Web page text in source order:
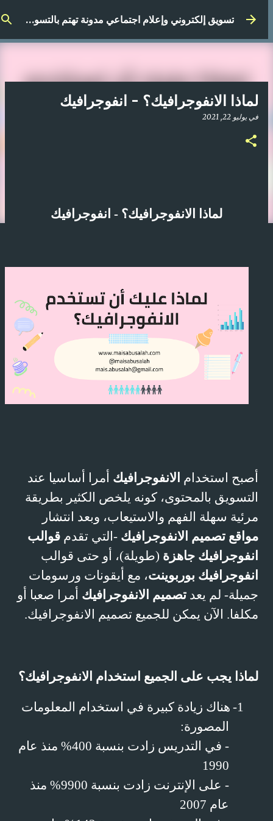
التخطي إلى المحتوى الرئيسي تسويق إلكتروني وإعلام اجتماعي مدونة تهتم بالتسويق الرقمي
لماذا الانفوجرافيك؟ - انفوجرافيك
في يوليو 22, 2021
لماذا الانفوجرافيك؟ - انفوجرافيك
أصبح استخدامالانفوجرافيكأمرا أساسيا عند
التسويق بالمحتوى، كونه يلخص الكثير بطريقة
مرئية سهلة الفهم والاستيعاب، وبعد انتشار
مواقع تصميم الانفوجرافيك-التي تقدمقوالب
انفوجرافيك جاهزة(طويلة)، أو حتى قوالب
انفوجرافيك بوربوينت، مع أيقونات ورسومات
جميلة- لم يعدتصميم الانفوجرافيكأمرا صعبا أو
مكلفا. الآن يمكن للجميع تصميم الانفوجرافيك.
لماذا يجب على الجميع استخدام الانفوجرافيك؟
1- هناك زيادة كبيرة في استخدام المعلومات
المصورة:
- في التدريس زادت بنسبة 400% منذ عام
1990
- على الإنترنت زادت بنسبة 9900% منذ
عام 2007